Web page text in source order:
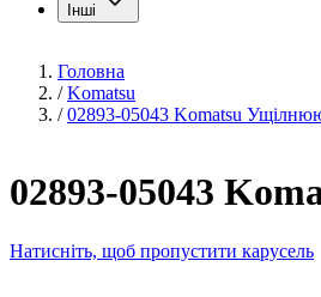
Інші
Головна
/ Komatsu
/ 02893-05043 Komatsu
02893-05043
Натисніть, щоб пропустити карусель